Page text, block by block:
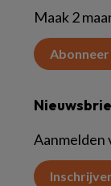
Maak 2
Abonneer
Aanmelden